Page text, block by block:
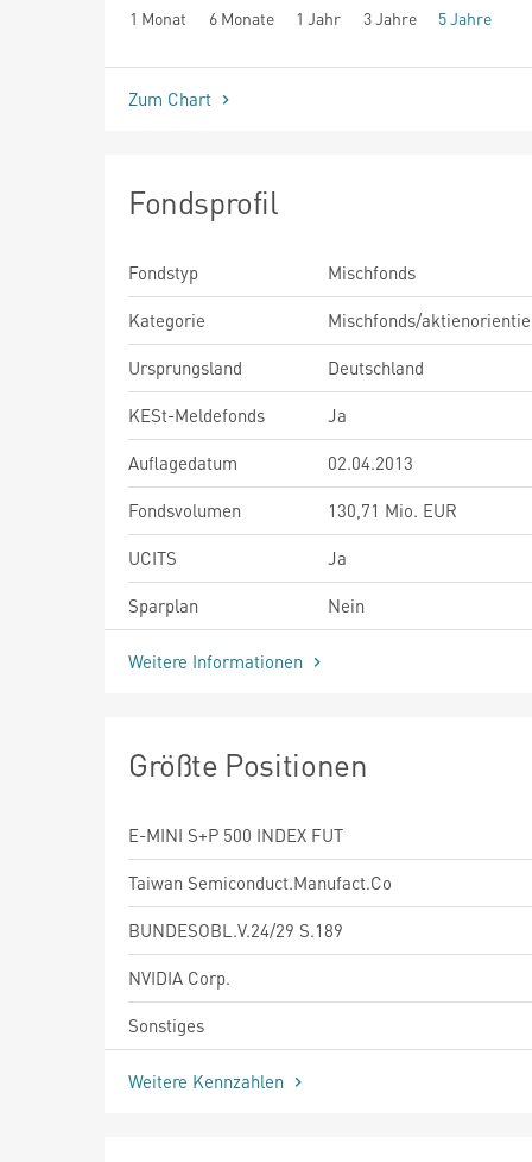
1 Monat 6 Monate 1 Jahr 3 Jahre 5 Jahre
seit Beginn
Zum Chart
Fondsprofil
Fondstyp
Mischfonds
Kategorie
Mischfonds/
Ursprungsland
Deutschland
KESt-Meldefonds
Ja
Auflagedatum
02.04.2013
Fondsvolumen
130,71 Mio. EUR
UCITS
Ja
Sparplan
Nein
Weitere Informationen
Größte Positionen
E-MINI S+P 500 INDEX FUT
Taiwan Semiconduct.Manufact.Co
BUNDESOBL.V.24/29 S.189
NVIDIA Corp.
Sonstiges
Weitere Kennzahlen